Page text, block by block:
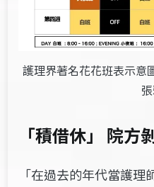
護理界著名花花班表示意
「積借休」 院方
「在過去的年代當護